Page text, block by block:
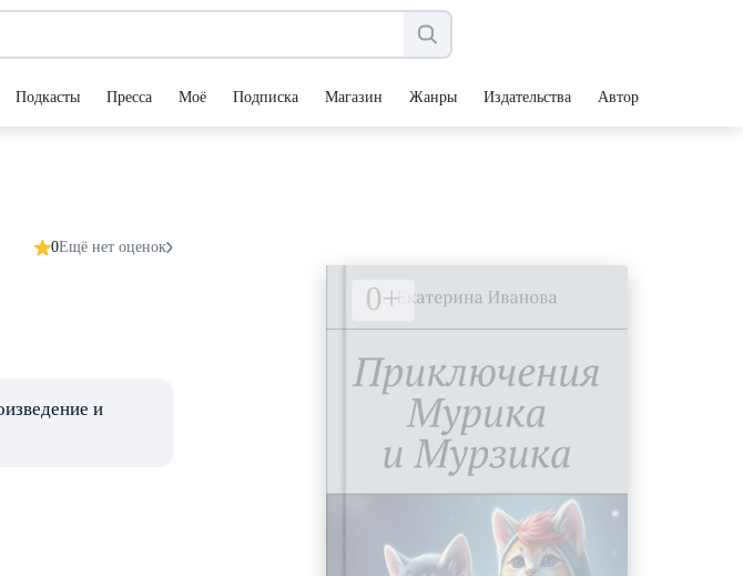
Подкасты Пресса Моё Подписка Магазин Жанры Издательства Авторы
0Ещё нет оценок
и